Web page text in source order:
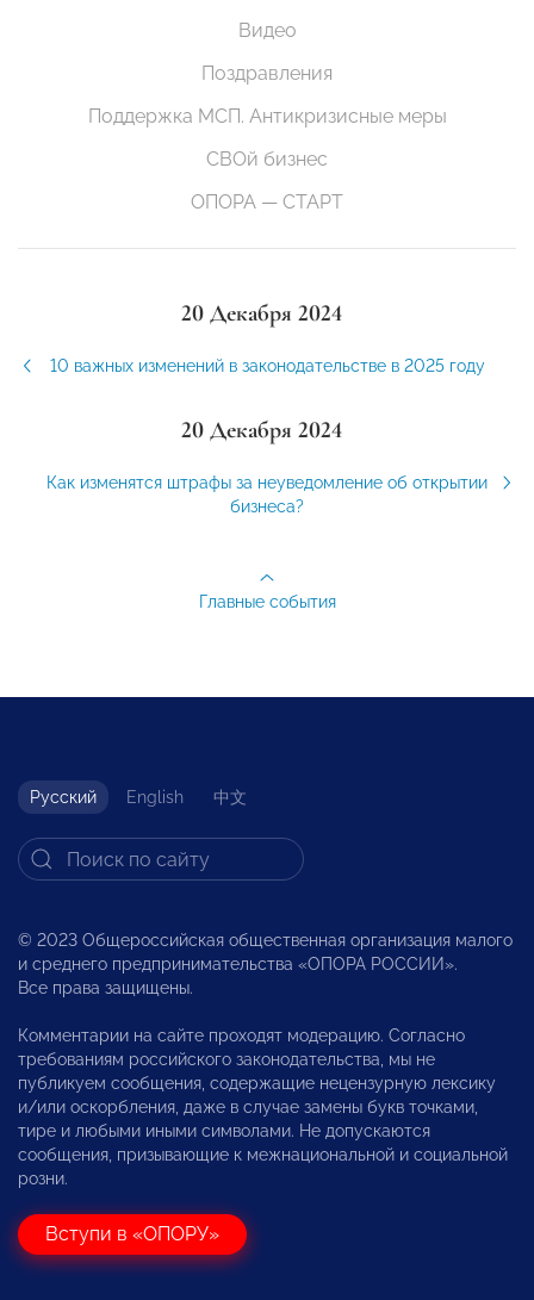
Видео
Поздравления
Поддержка МСП. Антикризисные меры
СВОй бизнес
ОПОРА — СТАРТ
20 Декабря 2024
10 важных изменений в законодательстве в 2025 году
20 Декабря 2024
Как изменятся штрафы за неуведомление об открытии
бизнеса?
Главные события
Русский English 中文
© 2023 Общероссийская общественная организация малого
и среднего предпринимательства «ОПОРА РОССИИ».
Все права защищены.
Комментарии на сайте проходят модерацию. Согласно
требованиям российского законодательства, мы не
публикуем сообщения, содержащие нецензурную лексику
и/или оскорбления, даже в случае замены букв точками,
тире и любыми иными символами. Не допускаются
сообщения, призывающие к межнациональной и социальной
розни.
Вступи в «ОПОРУ»